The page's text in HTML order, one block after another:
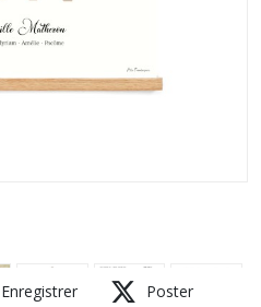
Enregistrer Poster